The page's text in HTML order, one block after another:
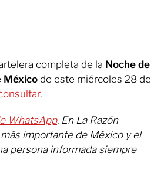
completa de la Noche de
México de este miércoles 28 de
.
WhatsApp. En La Razón
importante de México y el
persona informada siempre